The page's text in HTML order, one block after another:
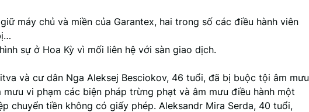
máy chủ và miền của Garantex, hai trong số các điều hành viên
sự ở Hoa Kỳ vì mối liên hệ với sàn giao dịch.
và cư dân Nga Aleksej Besciokov, 46 tuổi, đã bị buộc tội âm mưu
mưu vi phạm các biện pháp trừng phạt và âm mưu điều hành một
chuyển tiền không có giấy phép. Aleksandr Mira Serda, 40 tuổi,